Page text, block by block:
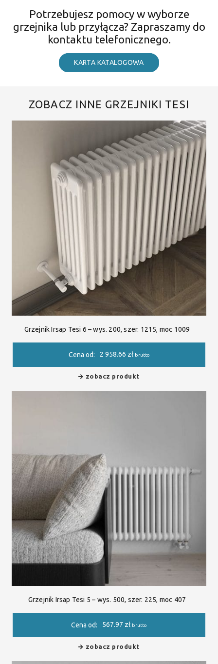
Potrzebujesz pomocy w wyborze
grzejnika lub przyłącza? Zapraszamy do
kontaktu telefonicznego.
KARTA KATALOGOWA
ZOBACZ INNE GRZEJNIKI TESI
Grzejnik Irsap Tesi 6 – wys. 200, szer. 1215, moc 1009
Cena od: 2 958.66 zł brutto
zobacz produkt
Grzejnik Irsap Tesi 5 – wys. 500, szer. 225, moc 407
Cena od: 567.97 zł brutto
zobacz produkt